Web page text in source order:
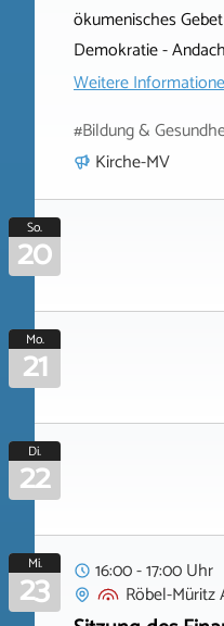
ökumenisches
Demokratie -
Weitere
#Bildung &
Kirche-MV
So.
20
Mo.
21
Di.
22
Mi.
23
16:00 - 17:00 Uhr
Röbel-Müritz